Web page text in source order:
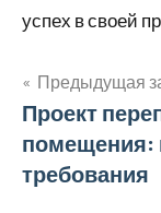
успех в своей
по
Предыдущая
Проект
помещения:
требования